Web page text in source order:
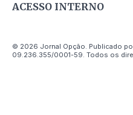
ACESSO INTERNO
© 2026 Jornal Opção. Publicado
09.236.355/0001-59. Todos os